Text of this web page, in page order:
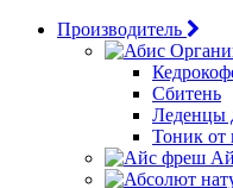
Производитель
Сбитень
Леденцы
Тоник от